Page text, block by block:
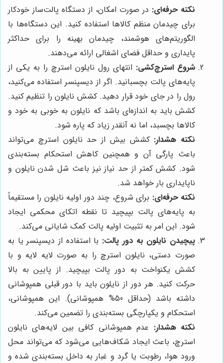
نکته حرفه‌ای: در صورت امکان، از دستگاه پالت‌ساز خودکار
برای چیدمان منظم کالاها استفاده کنید. این دستگاه‌ها با
الگوریتم‌های هوشمند، چیدمان بهینه را برای حداکثر
پایداری و حداقل فضای اشغالی ارائه می‌دهند.
شروع استرچ‌کشی: انتهای رول نایلون استرچ را به یکی از
پایه‌های پالت بچسبانید. اگر از دیسپنسر استفاده می‌کنید،
رول را در جای خود قرار دهید. کشش نایلون را تنظیم کنید.
کشش باید به اندازه‌ای باشد که نایلون به خوبی به خود و
کالاها بچسبد، اما نه آنقدر زیاد که پاره شود.
نکته هشدار: کشش بیش از حد نایلون استرچ می‌تواند
باعث پارگی آن و همچنین کاهش استحکام بسته‌بندی
شود. کشش کمتر از حد نیاز نیز باعث شل شدن نایلون و
ناپایداری بار خواهد شد.
نکته حرفه‌ای: برای شروع، چند دور اولیه نایلون را مستقیماً
به پایه‌های پالت بپیچید تا نقطه اتکای محکمی ایجاد
شود. این امر به تثبیت اولیه پالت کمک شایانی می‌کند.
پیچیدن نایلون به دور پالت: با استفاده از دیسپنسر یا به
صورت دستی، نایلون استرچ را به صورت لایه لایه و با
کشش یکنواخت به دور پالت بپیچید. از پایین به بالا
حرکت کنید. هر دور از نایلون باید با دور قبلی همپوشانی
داشته باشد (حداقل 50% همپوشانی). این همپوشانی،
استحکام و یکپارچگی بسته‌بندی را تضمین می‌کند.
نکته هشدار: عدم همپوشانی کافی بین لایه‌های نایلون
استرچ، باعث ایجاد شکاف‌هایی می‌شود که می‌تواند محل
ورود هوا، رطوبت یا گرد و غبار به داخل بسته‌بندی شده و